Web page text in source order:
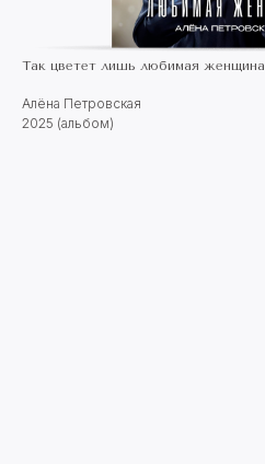
Так цветет лишь любимая женщина
Алёна Петровская
2025 (альбом)